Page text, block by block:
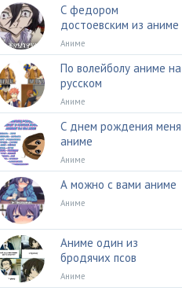
С федором
достоевским из аниме
Аниме
По волейболу аниме на
русском
Аниме
С днем рождения меня
аниме
Аниме
А можно с вами аниме
Аниме
Аниме один из
бродячих псов
Аниме